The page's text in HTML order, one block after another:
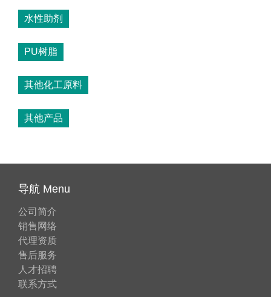
水性助剂
PU树脂
其他化工原料
其他产品
导航 Menu
公司简介
销售网络
代理资质
售后服务
人才招聘
联系方式